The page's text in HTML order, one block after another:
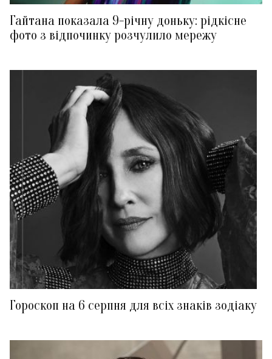
Гайтана показала 9-річну доньку: рідкісне
фото з відпочинку розчулило мережу
Гороскоп на 6 серпня для всіх знаків зодіаку